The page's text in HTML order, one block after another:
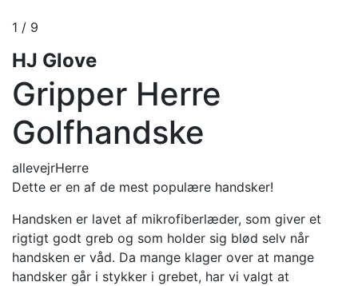
1 / 9
HJ Glove
Gripper Herre
Golfhandske
allevejrHerre
Dette er en af de mest populære handsker!
Handsken er lavet af mikrofiberlæder, som giver et
rigtigt godt greb og som holder sig blød selv når
handsken er våd. Da mange klager over at mange
handsker går i stykker i grebet, har vi valgt at